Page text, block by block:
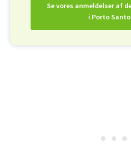
Se vores anmeldelser af
i Porto Santo